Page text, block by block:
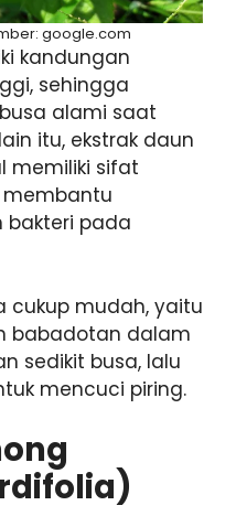
google.com
kandungan
sehingga
alami saat
itu, ekstrak daun
memiliki sifat
bakteri pada
cukup mudah, yaitu
babadotan dalam
sedikit busa, lalu
mencuci piring.